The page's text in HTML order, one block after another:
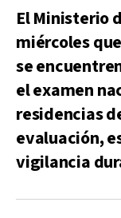
El Ministerio
miércoles
se
el examen
residencias
evaluación,
vigilancia